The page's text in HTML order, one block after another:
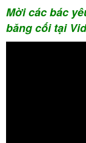
Mời các bác
băng cối tại